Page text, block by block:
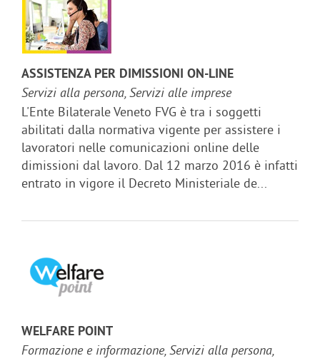
ASSISTENZA PER DIMISSIONI ON-LINE
Servizi alla persona, Servizi alle imprese
L'Ente Bilaterale Veneto FVG è tra i soggetti
abilitati dalla normativa vigente per assistere i
lavoratori nelle comunicazioni online delle
dimissioni dal lavoro. Dal 12 marzo 2016 è infatti
entrato in vigore il Decreto Ministeriale de...
WELFARE POINT
Formazione e informazione, Servizi alla persona,